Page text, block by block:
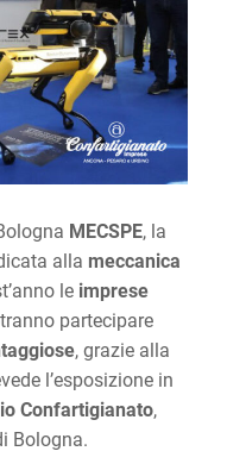
MECSPE, la
alla meccanica
le imprese
partecipare
, grazie alla
l’esposizione in
Confartigianato,
Bologna.